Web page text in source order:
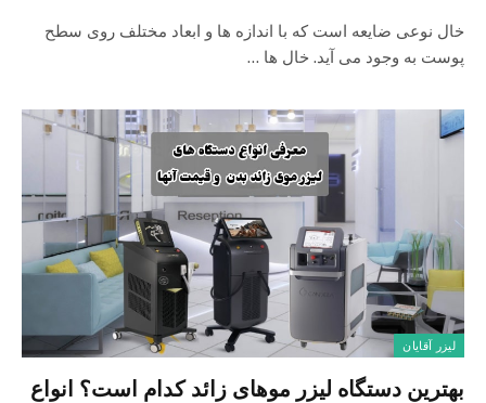
خال نوعی ضایعه است که با اندازه ها و ابعاد مختلف روی سطح
پوست به وجود می آید. خال ها …
لیزر آقایان
بهترین دستگاه لیزر موهای زائد کدام است؟ انواع